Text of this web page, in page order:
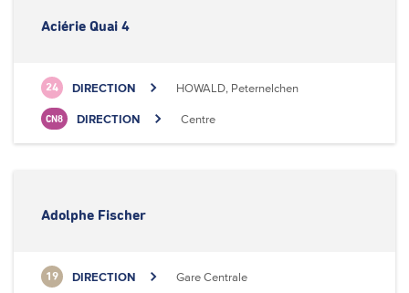
Aciérie Quai 4
24 DIRECTION HOWALD, Peternelchen
CN8 DIRECTION Centre
Adolphe Fischer
19 DIRECTION Gare Centrale